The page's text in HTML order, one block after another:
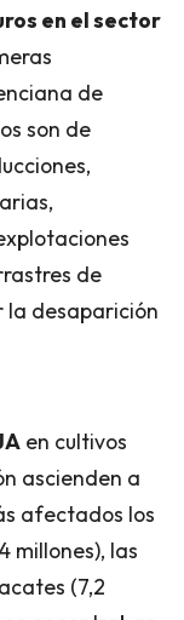
en el sector
de
son de
de
la desaparición
en cultivos
ascienden a
afectados los
millones), las
(7,2